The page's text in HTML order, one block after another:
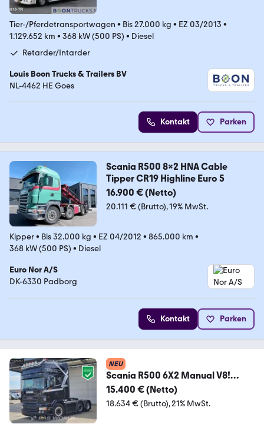
Tier-/Pferdetransportwagen • Bis 27.000 kg • EZ 03/2013 •
1.129.652 km • 368 kW (500 PS) • Diesel
Retarder/Intarder
Louis Boon Trucks & Trailers BV
NL-4462 HE Goes
Kontakt Parken
Scania R500 8x2 HNA Cable
Tipper CR19 Highline Euro 5
16.900 € (Netto)
20.111 € (Brutto) 19% MwSt.
Kipper• Bis 32.000 kg • EZ 04/2012 • 865.000 km •
368 kW (500 PS) • Diesel
Euro Nor A/S
DK-6330 Padborg
Kontakt Parken
NEU
Scania R500 6X2 Manual V8!
Standklima Lift+Lenkachse Le
15.400 € (Netto)
18.634 € (Brutto) 21% MwSt.